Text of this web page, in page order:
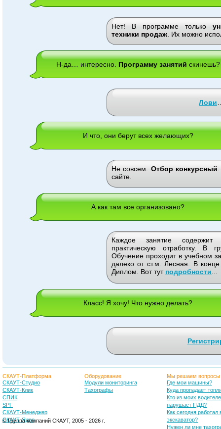
Нет! В программе только
техники продаж . Их можно
Н-да… интересно. Программу занятий скинешь?
Лови
И что, они берут всех желающих?
Не совсем. Отбор конкурсный
сайте.
А как там все организовано?
Каждое занятие содержит
практическую отработку. В
Обучение проходит в учебном
далеко от ст.м. Лесная. В конце
Диплом. Вот тут подробности
Класс! Я хочу! Что нужно делать?
СКАУТ-Платформа
СКАУТ-Студио
СКАУТ-Клик
СПИК
SPF
СКАУТ-Менеджер
СКАУТ-Ядро
Оборудование
Модули мониторинга
Тахографы
Мы решаем вопросы
Где мои машины?
Куда пропадает
Кто из моих
нарушает ПДД?
Как сегодня работал
экскаватор?
Нужен ли мне
© Группа компаний СКАУТ, 2005 - 2026 г.